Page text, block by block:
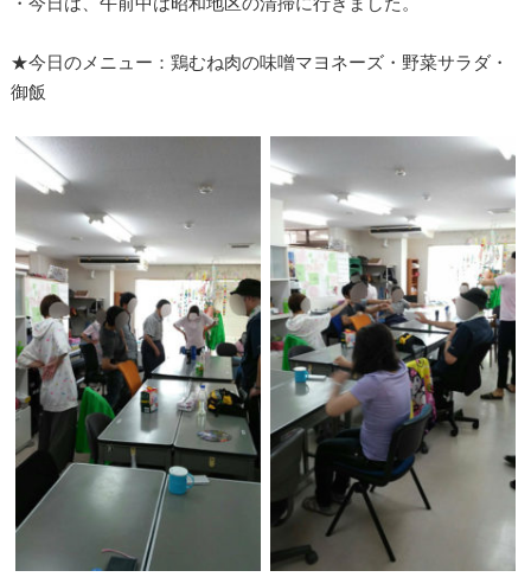
★今日のメニュー：鶏むね肉の味噌マヨネーズ・野菜サラダ・
御飯